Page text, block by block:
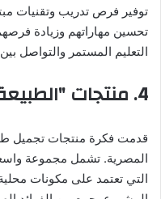
توفير فرص تدريب وتقنيات
تحسين مهاراتهم وزيادة
التعليم المستمر والتواصل
4. منتجات
قدمت فكرة منتجات تجميل
المصرية. تشمل مجموعة
التي تعتمد على مكونات